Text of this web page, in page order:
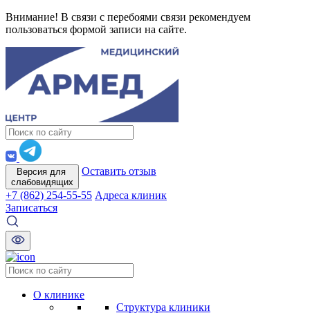
Внимание! В связи с перебоями связи рекомендуем
пользоваться формой записи на сайте.
Версия для
слабовидящих
Оставить отзыв
+7 (862) 254-55-55 Адреса клиник
Записаться
О клинике
Структура клиники